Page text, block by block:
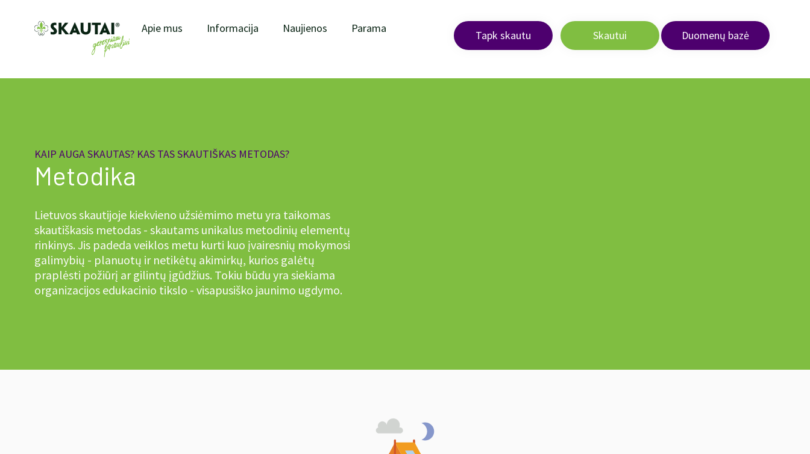
Apie mus Informacija Naujienos Parama
Tapk skautu Skautui Duomenų bazė
KAIP AUGA SKAUTAS? KAS TAS SKAUTIŠKAS METODAS?
Metodika
Lietuvos skautijoje kiekvieno užsiėmimo metu yra taikomas
skautiškasis metodas - skautams unikalus metodinių elementų
rinkinys. Jis padeda veiklos metu kurti kuo įvairesnių mokymosi
galimybių - planuotų ir netikėtų akimirkų, kurios galėtų
praplėsti požiūrį ar gilintų įgūdžius. Tokiu būdu yra siekiama
organizacijos edukacinio tikslo - visapusiško jaunimo ugdymo.